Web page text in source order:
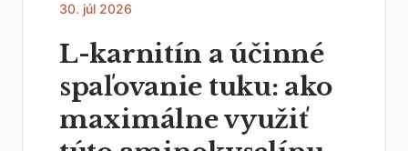
30. júl 2026
L-karnitín a účinné
spaľovanie tuku: ako
maximálne využiť